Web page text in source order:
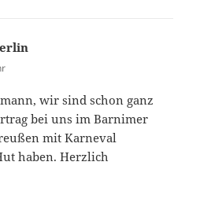
wir sind schon ganz
bei uns im Barnimer
mit Karneval
haben. Herzlich